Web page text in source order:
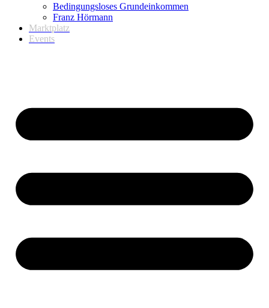
Bedingungsloses Grundeinkommen
Franz Hörmann
Marktplatz
Events